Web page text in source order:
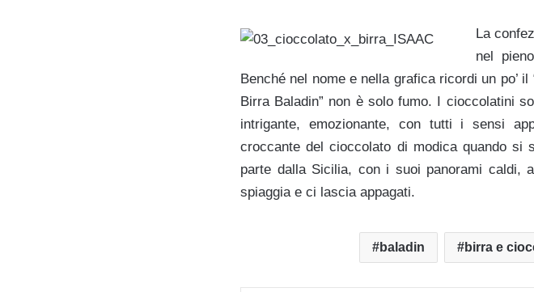
La
nel
Benché nel nome e nella grafica ricordi un po’
Birra Baladin” non è solo fumo. I cioccolatini
intrigante, emozionante, con tutti i sensi
croccante del cioccolato di modica quando
parte dalla Sicilia, con i suoi panorami caldi,
spiaggia e ci lascia appagati.
baladin birra e